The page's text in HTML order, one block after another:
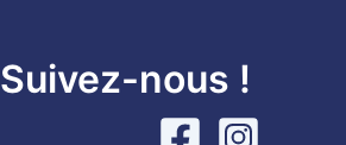
Suivez-nous !